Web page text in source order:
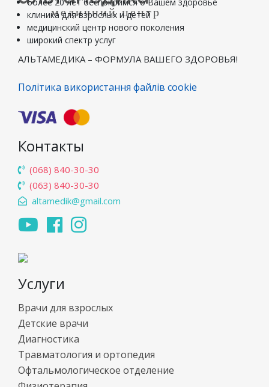
медичний центр
клиника для взрослых и детей
медицинский центр нового поколения
широкий спектр услуг
АЛЬТАМЕДИКА – ФОРМУЛА ВАШЕГО ЗДОРОВЬЯ!
Політика використання файлів cookie
Контакты
(068) 840-30-30
(063) 840-30-30
altamedik@gmail.com
Услуги
Врачи для взрослых
Детские врачи
Диагностика
Травматология и ортопедия
Офтальмологическое отделение